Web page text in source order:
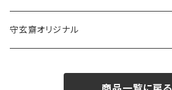
菊壽堂
唐筆
長栄堂
菊壽堂
1.75×7.5
1.75×7.5
守玄齋オリジナル